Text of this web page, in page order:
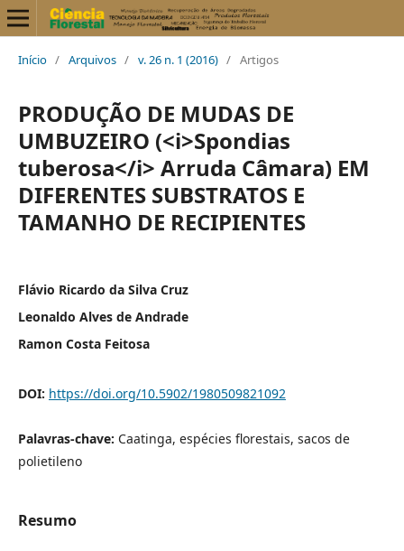
Início / Arquivos / v. 26 n. 1 (2016) / Artigos
PRODUÇÃO DE MUDAS DE
UMBUZEIRO (<i>Spondias
tuberosa</i> Arruda Câmara) EM
DIFERENTES SUBSTRATOS E
TAMANHO DE RECIPIENTES
Flávio Ricardo da Silva Cruz
Leonaldo Alves de Andrade
Ramon Costa Feitosa
DOI: https://doi.org/10.5902/1980509821092
Palavras-chave: Caatinga, espécies florestais, sacos de
polietileno
Resumo